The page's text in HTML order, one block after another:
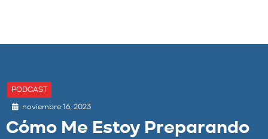
PODCAST
noviembre 16, 2023
Cómo Me Estoy Preparando